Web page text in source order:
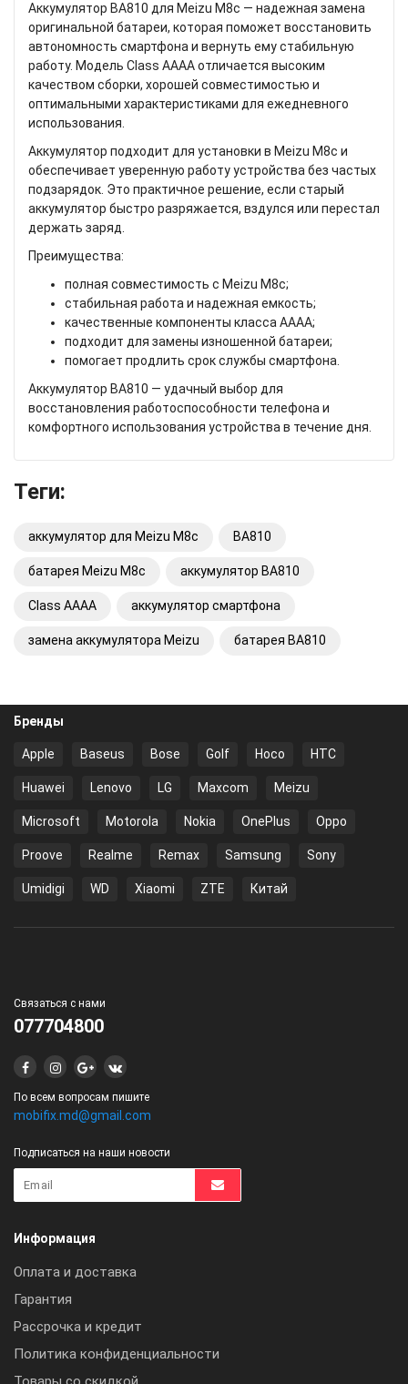
Аккумулятор BA810 для Meizu M8c — надежная замена
оригинальной батареи, которая поможет восстановить
автономность смартфона и вернуть ему стабильную
работу. Модель Class AAAA отличается высоким
качеством сборки, хорошей совместимостью и
оптимальными характеристиками для ежедневного
использования.
Аккумулятор подходит для установки в Meizu M8c и
обеспечивает уверенную работу устройства без частых
подзарядок. Это практичное решение, если старый
аккумулятор быстро разряжается, вздулся или перестал
держать заряд.
Преимущества:
полная совместимость с Meizu M8c;
стабильная работа и надежная емкость;
качественные компоненты класса AAAA;
подходит для замены изношенной батареи;
помогает продлить срок службы смартфона.
Аккумулятор BA810 — удачный выбор для
восстановления работоспособности телефона и
комфортного использования устройства в течение дня.
Теги:
аккумулятор для Meizu M8c BA810
батарея Meizu M8c аккумулятор BA810
Class AAAA аккумулятор смартфона
замена аккумулятора Meizu батарея BA810
Бренды
Apple Baseus Bose Golf Hoco HTC
Huawei Lenovo LG Maxcom Meizu
Microsoft Motorola Nokia OnePlus Oppo
Proove Realme Remax Samsung Sony
Umidigi WD Xiaomi ZTE Китай
Связаться с нами
077704800
По всем вопросам пишите
mobifix.md@gmail.com
Подписаться на наши новости
Информация
Оплата и доставка
Гарантия
Рассрочка и кредит
Политика конфиденциальности